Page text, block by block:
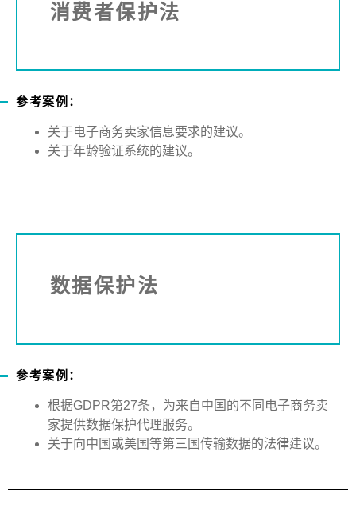
消费者保护法
参考案例：
关于电子商务卖家信息要求的建议。
关于年龄验证系统的建议。
数据保护法
参考案例：
根据GDPR第27条，为来自中国的不同电子商务卖
家提供数据保护代理服务。
关于向中国或美国等第三国传输数据的法律建议。